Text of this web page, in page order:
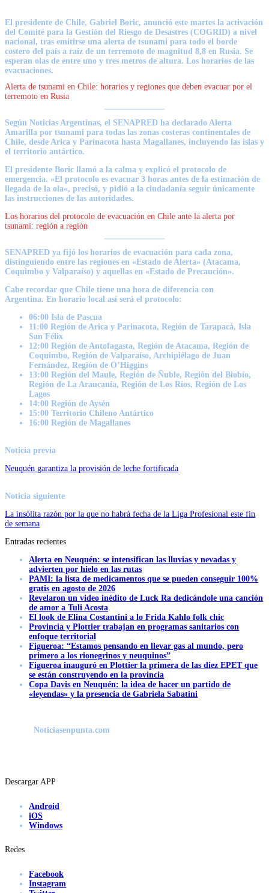
El presidente de Chile, Gabriel Boric, anunció este martes la activación
del Comité para la Gestión del Riesgo de Desastres (COGRID) a nivel
nacional, tras emitirse una alerta de tsunami para todo el borde
costero del país a raíz de un terremoto de magnitud 8,8 en Rusia. Se
esperan olas de entre uno y tres metros de altura. Los horarios de las
evacuaciones.
Alerta de tsunami en Chile: horarios y regiones que deben evacuar por el
terremoto en Rusia
Según Noticias Argentinas, el SENAPRED ha declarado Alerta
Amarilla por tsunami para todas las zonas costeras continentales de
Chile, desde Arica y Parinacota hasta Magallanes, incluyendo las islas y
el territorio antártico.
El presidente Boric llamó a la calma y explicó el protocolo de
emergencia. «El protocolo es evacuar 3 horas antes de la estimación de
llegada de la ola«, precisó, y pidió a la ciudadanía seguir únicamente
las instrucciones de las autoridades.
Los horarios del protocolo de evacuación en Chile ante la alerta por
tsunami: región a región
SENAPRED ya fijó los horarios de evacuación para cada zona,
distinguiendo entre las regiones en «Estado de Alerta» (Atacama,
Coquimbo y Valparaíso) y aquellas en «Estado de Precaución».
Cabe recordar que Chile tiene una hora de diferencia con
Argentina. En horario local así será el protocolo:
06:00 Isla de Pascua
11:00 Región de Arica y Parinacota, Región de Tarapacá, Isla
San Félix
12:00 Región de Antofagasta, Región de Atacama, Región de
Coquimbo, Región de Valparaíso, Archipiélago de Juan
Fernández, Región de O’Higgins
13:00 Región del Maule, Región de Ñuble, Región del Biobío,
Región de La Araucanía, Región de Los Ríos, Región de Los
Lagos
14:00 Región de Aysén
15:00 Territorio Chileno Antártico
16:00 Región de Magallanes
Noticia previa
Neuquén garantiza la provisión de leche fortificada
Noticia siguiente
La insólita razón por la que no habrá fecha de la Liga Profesional este fin
de semana
Entradas recientes
Alerta en Neuquén: se intensifican las lluvias y nevadas y
advierten por hielo en las rutas
PAMI: la lista de medicamentos que se pueden conseguir 100%
gratis en agosto de 2026
Revelaron un video inédito de Luck Ra dedicándole una canción
de amor a Tuli Acosta
El look de Elina Costantini a lo Frida Kahlo folk chic
Provincia y Plottier trabajan en programas sanitarios con
enfoque territorial
Figueroa: “Estamos pensando en llevar gas al mundo, pero
primero a los rionegrinos y neuquinos”
Figueroa inauguró en Plottier la primera de las diez EPET que
se están construyendo en la provincia
Copa Davis en Neuquén: la idea de hacer un partido de
«leyendas» y la presencia de Gabriela Sabatini
Noticiasenpunta.com
Descargar APP
Android
iOS
Windows
Redes
Facebook
Instagram